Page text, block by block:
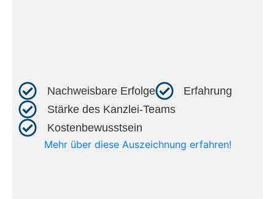
Nachweisbare Erfolge​
Erfahrung​
Stärke des Kanzlei-Teams​
Kostenbewusstsein​
Mehr über diese Auszeichnung erfahren!